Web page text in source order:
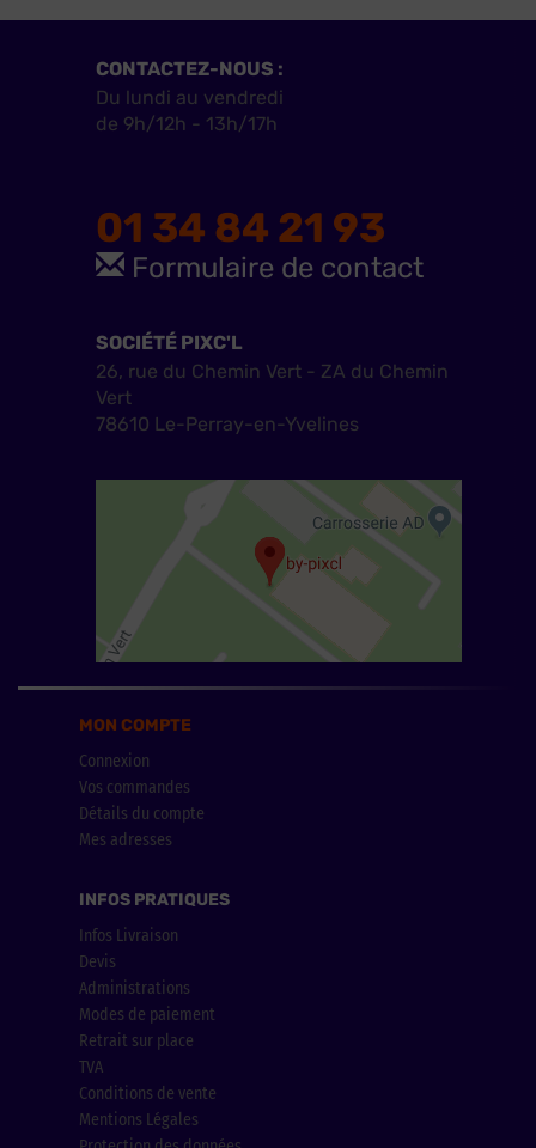
CONTACTEZ-NOUS :
Du lundi au vendredi
de 9h/12h - 13h/17h
01 34 84 21 93
Formulaire de contact
SOCIÉTÉ PIXC'L
26, rue du Chemin Vert - ZA du Chemin
Vert
78610 Le-Perray-en-Yvelines
MON COMPTE
Connexion
Vos commandes
Détails du compte
Mes adresses
INFOS PRATIQUES
Infos Livraison
Devis
Administrations
Modes de paiement
Retrait sur place
TVA
Conditions de vente
Mentions Légales